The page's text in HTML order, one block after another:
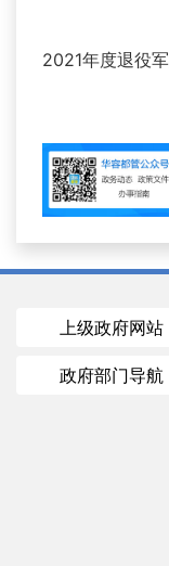
2021年度退役
上级政府网站
政府部门导航